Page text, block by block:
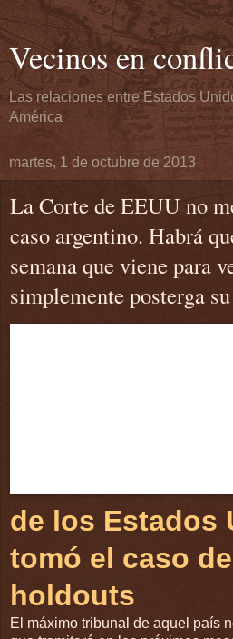
Vecinos en
Las relaciones entre Estados
América
martes, 1 de octubre de 2013
La Corte de EEUU no
caso argentino. Habrá
semana que viene para
simplemente posterga
de los Estados
tomó el caso
holdouts
El máximo tribunal de aquel país